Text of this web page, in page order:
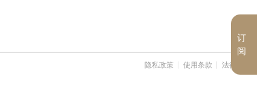
隐私政策 使用条款 法律信息
订
阅